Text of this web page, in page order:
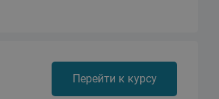
Перейти к курсу